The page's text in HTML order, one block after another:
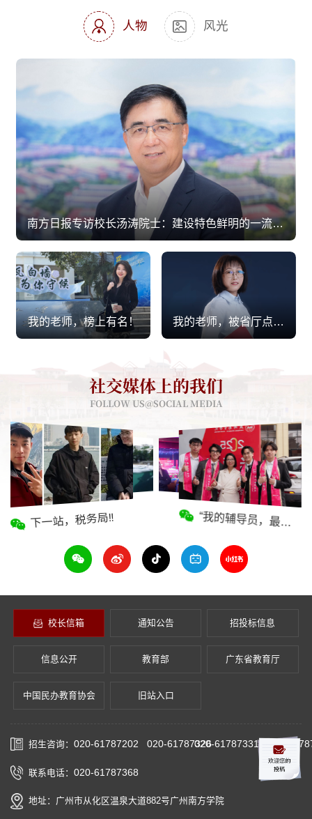
人物 风光
南方日报专访校长汤涛院士：建设特色鲜明的一流应用型大学
我的老师，榜上有名！ 我的老师，被省厅点名表扬！
社交媒体上的我们
FOLLOW US@SOCIAL MEDIA
下一站，税务局‼️ “我的辅导员，最美！”
校长信箱 通知公告 招投标信息
信息公开 教育部 广东省教育厅
中国民办教育协会 旧站入口
招生咨询： 020-61787202 020-61787326
020-61787331 020-
联系电话： 020-61787368
地址：广州市从化区温泉大道882号广州南方学院